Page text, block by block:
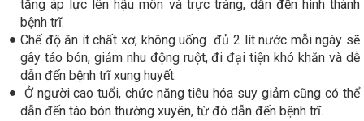
tăng áp lực lên hậu môn và trực tràng, dẫn đến hình thành
bệnh trĩ.
Chế độ ăn ít chất xơ, không uống đủ 2 lít nước mỗi ngày sẽ
gây táo bón, giảm nhu động ruột, đi đại tiện khó khăn và dễ
dẫn đến bệnh trĩ xung huyết.
Ở người cao tuổi, chức năng tiêu hóa suy giảm cũng có thể
dẫn đến táo bón thường xuyên, từ đó dẫn đến bệnh trĩ.